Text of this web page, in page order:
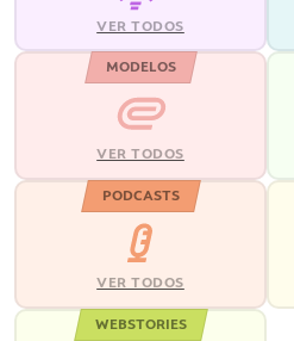
VER TODOS
MODELOS
VER TODOS
PODCASTS
VER TODOS
WEBSTORIES